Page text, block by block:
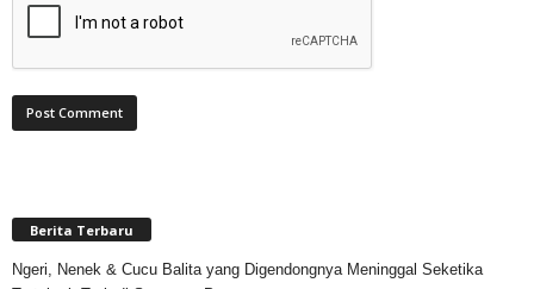
Berita Terbaru
Ngeri, Nenek & Cucu Balita yang Digendongnya Meninggal Seketika